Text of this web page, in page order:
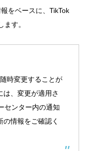
をベースに、TikTok
す。
時変更することが
は、変更が適用さ
センター内の通知
情報をご確認く